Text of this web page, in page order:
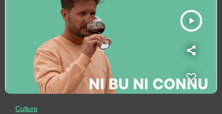
play_arrow
Culture